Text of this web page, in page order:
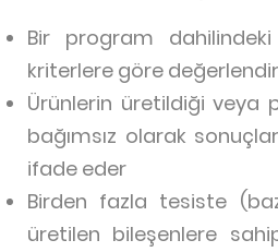
Bir program
kriterlere göre
Ürünlerin üretildiği veya
bağımsız olarak
ifade eder
Birden fazla tesiste
üretilen bileşenlere